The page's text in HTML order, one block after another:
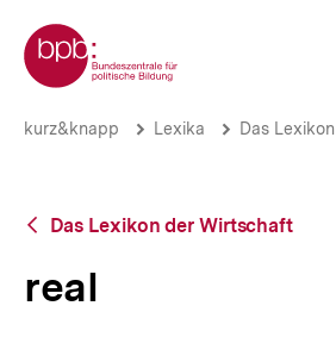
zum
Seiteninhalt
springen
Zur Startseite der bpb
realBrotkrümelnavigation
Pfadnavigation
kurz&knapp Lexika Das
Zurück
Übersicht
Das Lexikon der Wirtschaft
real